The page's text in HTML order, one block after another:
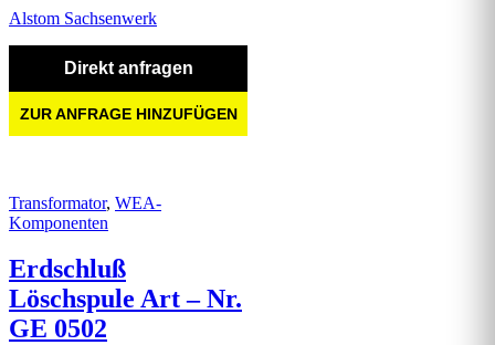
Alstom Sachsenwerk
Direkt anfragen
ZUR ANFRAGE HINZUFÜGEN
Transformator, WEA-
Komponenten
Erdschluß
Löschspule Art – Nr.
GE 0502